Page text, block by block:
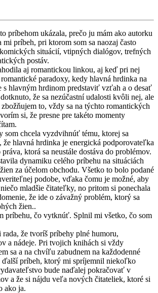
príbehom ukázala, prečo ju mám ako autorku
príbeh, pri ktorom som sa naozaj často
situácií, vtipných dialógov, trefných
postáv.
aj romantickou linkou, aj keď pri nej
paradoxy, kedy hlavná hrdinka na
s hlavným hrdinom predstaviť vzťah a o desať
že sa nezúčastní udalosti kvôli nej, ale
to, vždy sa na týchto romantických
si, že presne pre takéto momenty
som chcela vyzdvihnúť tému, ktorej sa
že hlavná hrdinka je energická podporovateľka
ktorá sa neustále dostáva do problémov.
dynamiku celého príbehu na situáciách
za účelom obchodu. Všetko to bolo podané
podobe, vďaka čomu je možné, aby
mladšie čitateľky, no pritom si ponechala
že ide o závažný problém, ktorý sa
žien..
príbehu, čo vytknúť. Splnil mi všetko, čo som
že tvoríš príbehy plné humoru,
a nádeje. Pri tvojich knihách si vždy
sa a na chvíľu zabudnem na každodenné
ďalší príbeh, ktorý mi spríjemnil niekoľko
bude naďalej pokračovať v
a že si nájdu veľa nových čitateliek, ktoré si
ako ja.